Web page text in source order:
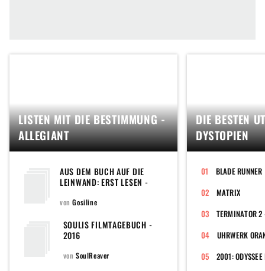
LISTEN MIT DIE BESTIMMUNG -
ALLEGIANT
AUS DEM BUCH AUF DIE
LEINWAND: ERST LESEN -
vonGosiline
SOULIS FILMTAGEBUCH -
2016
von SoulReaver
DIE BESTEN
DYSTOPIEN
BLADE RUNNER
MATRIX
UHRWERK
2001: